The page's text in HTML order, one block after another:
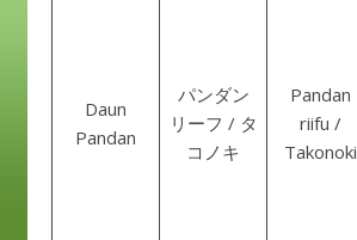
Daun
Pandan
パンダン
リーフ / タ
コノキ
Pandan
riifu /
Takonoki